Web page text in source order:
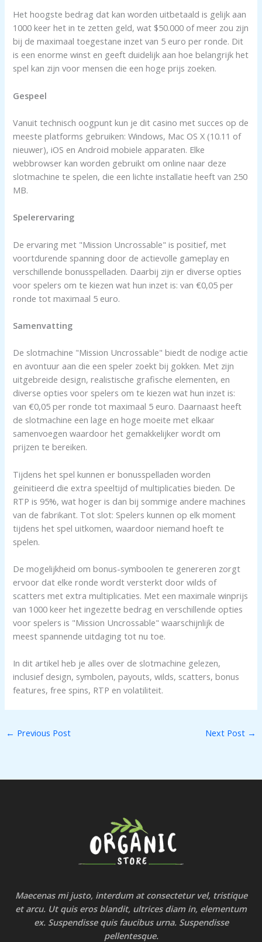
Het hoogste bedrag dat kan worden uitbetaald is gelijk aan
1000 keer het in te zetten geld, wat $50.000 of meer zou zijn
bij de maximaal toegestane inzet van 5 euro per ronde. Dit
is een enorme winst en geeft duidelijk aan hoe belangrijk het
spel kan zijn voor mensen die een hoge prijs zoeken.
Gespeel
Vanuit technisch oogpunt kun je dit casino met succes op de
meeste platforms gebruiken: Windows, Mac OS X (10.11 of
nieuwer), iOS en Android mobiele apparaten. Elke
webbrowser kan worden gebruikt om online naar deze
slotmachine te spelen, die een lichte installatie heeft van 250
MB.
Spelerervaring
De ervaring met "Mission Uncrossable" is positief, met
voortdurende spanning door de actievolle gameplay en
verschillende bonusspelladen. Daarbij zijn er diverse opties
voor spelers om te kiezen wat hun inzet is: van €0,05 per
ronde tot maximaal 5 euro.
Samenvatting
De slotmachine "Mission Uncrossable" biedt de nodige actie
en avontuur aan die een speler zoekt bij gokken. Met zijn
uitgebreide design, realistische grafische elementen, en
diverse opties voor spelers om te kiezen wat hun inzet is:
van €0,05 per ronde tot maximaal 5 euro. Daarnaast heeft
de slotmachine een lage en hoge moeite met elkaar
samenvoegen waardoor het gemakkelijker wordt om
prijzen te bereiken.
Tijdens het spel kunnen er bonusspelladen worden
geïnitieerd die extra speeltijd of multiplicaties bieden. De
RTP is 95%, wat hoger is dan bij sommige andere machines
van de fabrikant. Tot slot: Spelers kunnen op elk moment
tijdens het spel uitkomen, waardoor niemand hoeft te
spelen.
De mogelijkheid om bonus-symboolen te genereren zorgt
ervoor dat elke ronde wordt versterkt door wilds of
scatters met extra multiplicaties. Met een maximale winprijs
van 1000 keer het ingezette bedrag en verschillende opties
voor spelers is "Mission Uncrossable" waarschijnlijk de
meest spannende uitdaging tot nu toe.
In dit artikel heb je alles over de slotmachine gelezen,
inclusief design, symbolen, payouts, wilds, scatters, bonus
features, free spins, RTP en volatiliteit.
← Previous Post Next Post →
Maecenas mi justo, interdum at consectetur vel, tristique
et arcu. Ut quis eros blandit, ultrices diam in, elementum
ex. Suspendisse quis faucibus urna. Suspendisse
pellentesque.